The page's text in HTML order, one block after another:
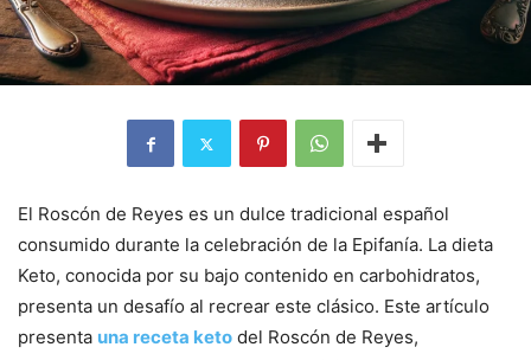
El Roscón de Reyes es un dulce tradicional español
consumido durante la celebración de la Epifanía. La dieta
Keto, conocida por su bajo contenido en carbohidratos,
presenta un desafío al recrear este clásico. Este artículo
presenta una receta keto del Roscón de Reyes,